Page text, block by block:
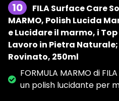
10
FILA Surface Care
MARMO, Polish Lucida
e Lucidare il marmo, i
Lavoro in Pietra
Rovinato, 250ml
FORMULA MARMO di
un polish lucidante per